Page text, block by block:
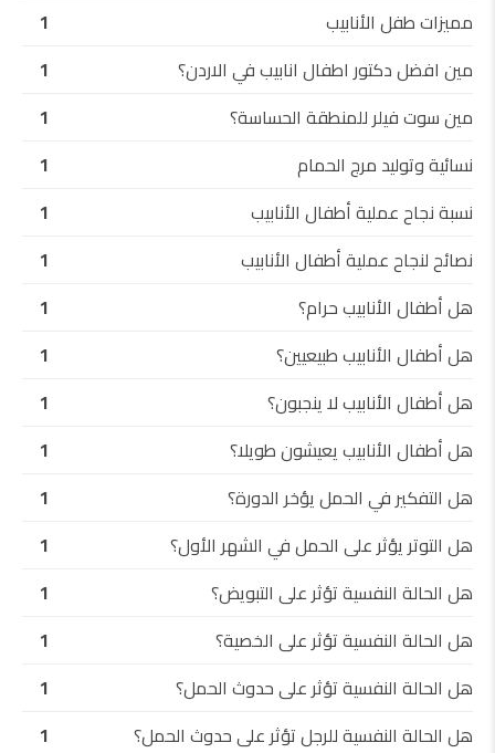
مميزات طفل الأنابيب
1
مين افضل دكتور اطفال انابيب في الاردن؟
1
مين سوت فيلر للمنطقة الحساسة؟
1
نسائية وتوليد مرج الحمام
1
نسبة نجاح عملية أطفال الأنابيب
1
نصائح لنجاح عملية أطفال الأنابيب
1
هل أطفال الأنابيب حرام؟
1
هل أطفال الأنابيب طبيعيين؟
1
هل أطفال الأنابيب لا ينجبون؟
1
هل أطفال الأنابيب يعيشون طويلا؟
1
هل التفكير في الحمل يؤخر الدورة؟
1
هل التوتر يؤثر على الحمل في الشهر الأول؟
1
هل الحالة النفسية تؤثر على التبويض؟
1
هل الحالة النفسية تؤثر على الخصية؟
1
هل الحالة النفسية تؤثر على حدوث الحمل؟
1
هل الحالة النفسية للرجل تؤثر على حدوث الحمل؟
1